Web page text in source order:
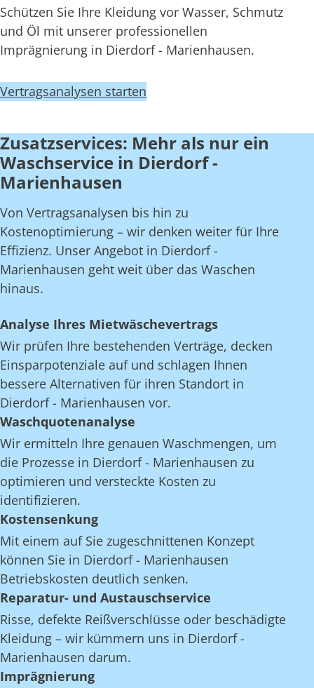
Schützen Sie Ihre Kleidung vor Wasser, Schmutz
und Öl mit unserer professionellen
Imprägnierung in Dierdorf - Marienhausen.
Vertragsanalysen starten
Zusatzservices: Mehr als nur ein
Waschservice in Dierdorf -
Marienhausen
Von Vertragsanalysen bis hin zu
Kostenoptimierung – wir denken weiter für Ihre
Effizienz. Unser Angebot in Dierdorf -
Marienhausen geht weit über das Waschen
hinaus.
Analyse Ihres Mietwäschevertrags
Wir prüfen Ihre bestehenden Verträge, decken
Einsparpotenziale auf und schlagen Ihnen
bessere Alternativen für ihren Standort in
Dierdorf - Marienhausen vor.
Waschquotenanalyse
Wir ermitteln Ihre genauen Waschmengen, um
die Prozesse in Dierdorf - Marienhausen zu
optimieren und versteckte Kosten zu
identifizieren.
Kostensenkung
Mit einem auf Sie zugeschnittenen Konzept
können Sie in Dierdorf - Marienhausen
Betriebskosten deutlich senken.
Reparatur- und Austauschservice
Risse, defekte Reißverschlüsse oder beschädigte
Kleidung – wir kümmern uns in Dierdorf -
Marienhausen darum.
Imprägnierung